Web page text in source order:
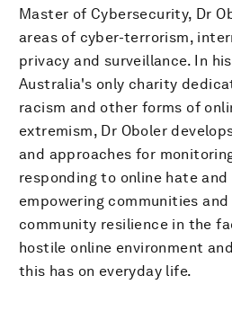
Master of Cybersecurity, Dr
areas of cyber-terrorism,
privacy and surveillance. In
Australia's only charity
racism and other forms of
extremism, Dr Oboler
and approaches for
responding to online hate
empowering communities
community resilience in the
hostile online environment
this has on everyday life.